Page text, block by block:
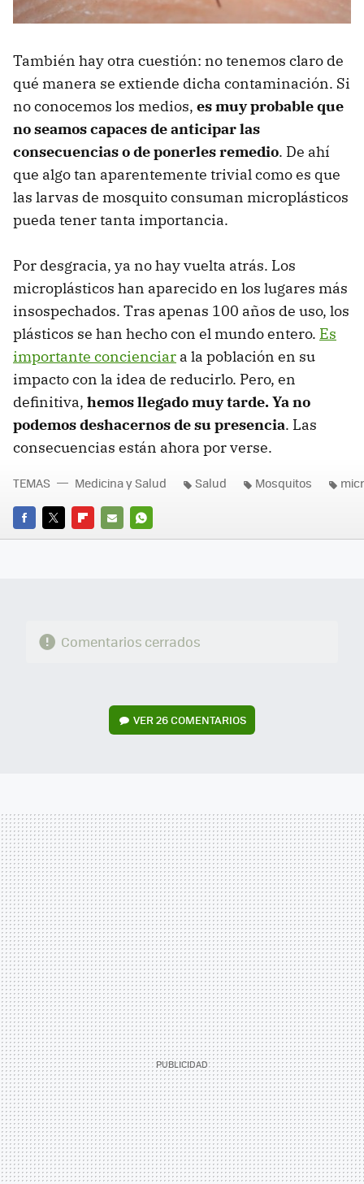
También hay otra cuestión: no tenemos claro de
qué manera se extiende dicha contaminación. Si
no conocemos los medios, es muy probable que
no seamos capaces de anticipar las
consecuencias o de ponerles remedio. De ahí
que algo tan aparentemente trivial como es que
las larvas de mosquito consuman microplásticos
pueda tener tanta importancia.
Por desgracia, ya no hay vuelta atrás. Los
microplásticos han aparecido en los lugares más
insospechados. Tras apenas 100 años de uso, los
plásticos se han hecho con el mundo entero. Es
importante concienciar a la población en su
impacto con la idea de reducirlo. Pero, en
definitiva, hemos llegado muy tarde. Ya no
podemos deshacernos de su presencia. Las
consecuencias están ahora por verse.
FACEBOOK
TWITTERFLIPBOARD
E-
WHATSAPP
TEMAS Medicina y Salud Salud Mosquitos
Comentarios cerrados
VER26 COMENTARIOS